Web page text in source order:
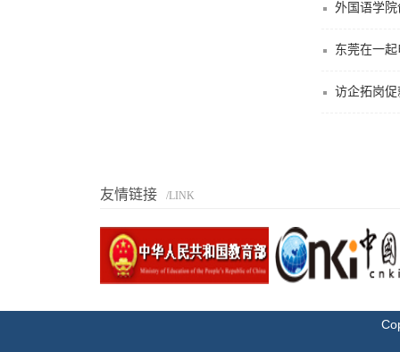
外国语学
东莞在一
友情链接 /LINK